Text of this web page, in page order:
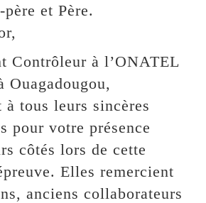
et Père.
Contrôleur à l’ONATEL
Ouagadougou,
tous leurs sincères
pour votre présence
côtés lors de cette
Elles remercient
anciens collaborateurs